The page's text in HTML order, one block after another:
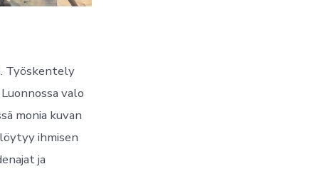
Työskentely
valo
monia kuvan
ihmisen
ja